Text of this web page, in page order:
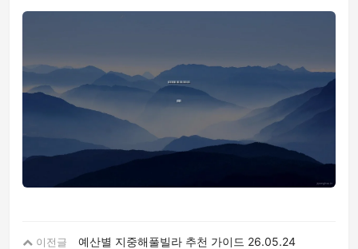
이전글 예산별 지중해풀빌라 추천 가이드 26.05.24